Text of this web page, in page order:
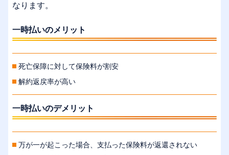
なります。
一時払いのメリット
死亡保障に対して保険料が割安
解約返戻率が高い
一時払いのデメリット
万が一が起こった場合、支払った保険料が返還されない